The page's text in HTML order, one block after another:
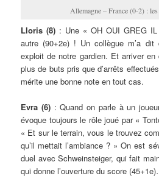
Allemagne – France (0-2) :
Lloris (8) : Une « OH OUI GREG
autre (90+2e) ! Un collègue m’a dit
exploit de notre gardien. Et arriver en
plus de buts pris que d’arrêts
mérite une bonne note en tout cas.
Evra (6): Quand on parle à un
évoque toujours le rôle joué par «
« Et sur le terrain, vous le trouvez
qu’il mettait l’ambiance ? » On est
duel avec Schweinsteiger, qui fait
qui donne l’ouverture du score